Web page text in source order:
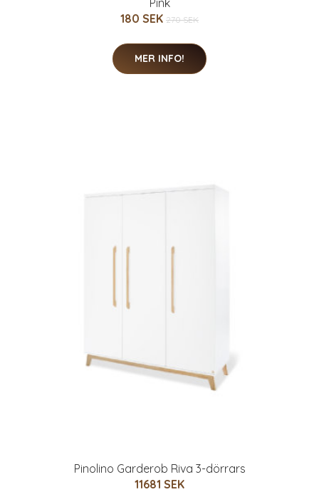
Pink
180 SEK 270 SEK
MER INFO!
Pinolino Garderob Riva 3-dörrars
11681 SEK